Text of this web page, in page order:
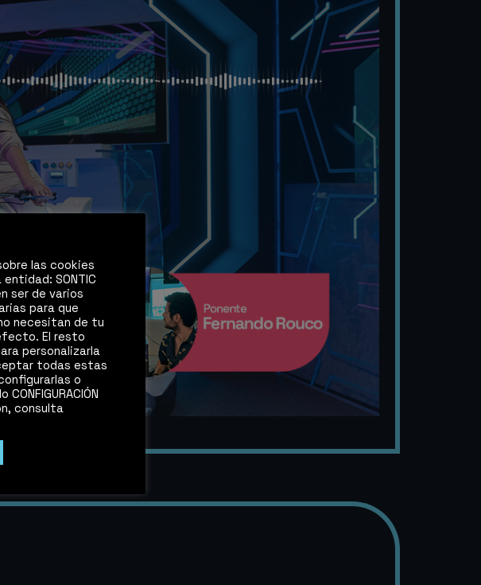
las cookies
SONTIC
ser de varios
para que
necesitan de tu
El resto
personalizarla
todas estas
o
consulta